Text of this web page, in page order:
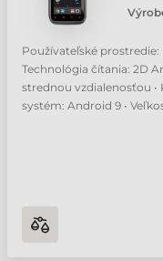
Používateľské prostredie:
Technológia čítania: 2D
strednou vzdialenosťou •
systém: Android 9 •